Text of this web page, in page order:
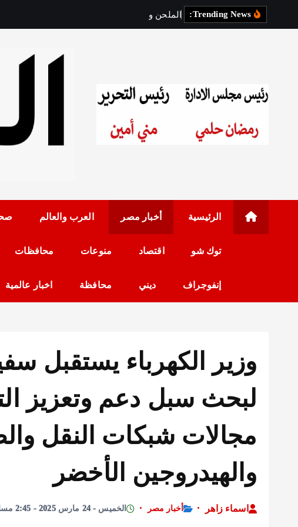
م
لملحن و
رئيس مجلس الإدارة:
الرئيسية أخبار مصر العرب والعالم
توك شو اقتصاد منوعات محافظات
إنفوجراف ديني محافظة اخبار عالمية
وزير الكهرباء يستقبل
لبحث سبل دعم وتعزيز
مجالات شبكات النقل
والهيدروجين الأخضر
اسماء زاهر أخبار مصر الخميس - 24 مارس 2025 - 2:45 مساءً